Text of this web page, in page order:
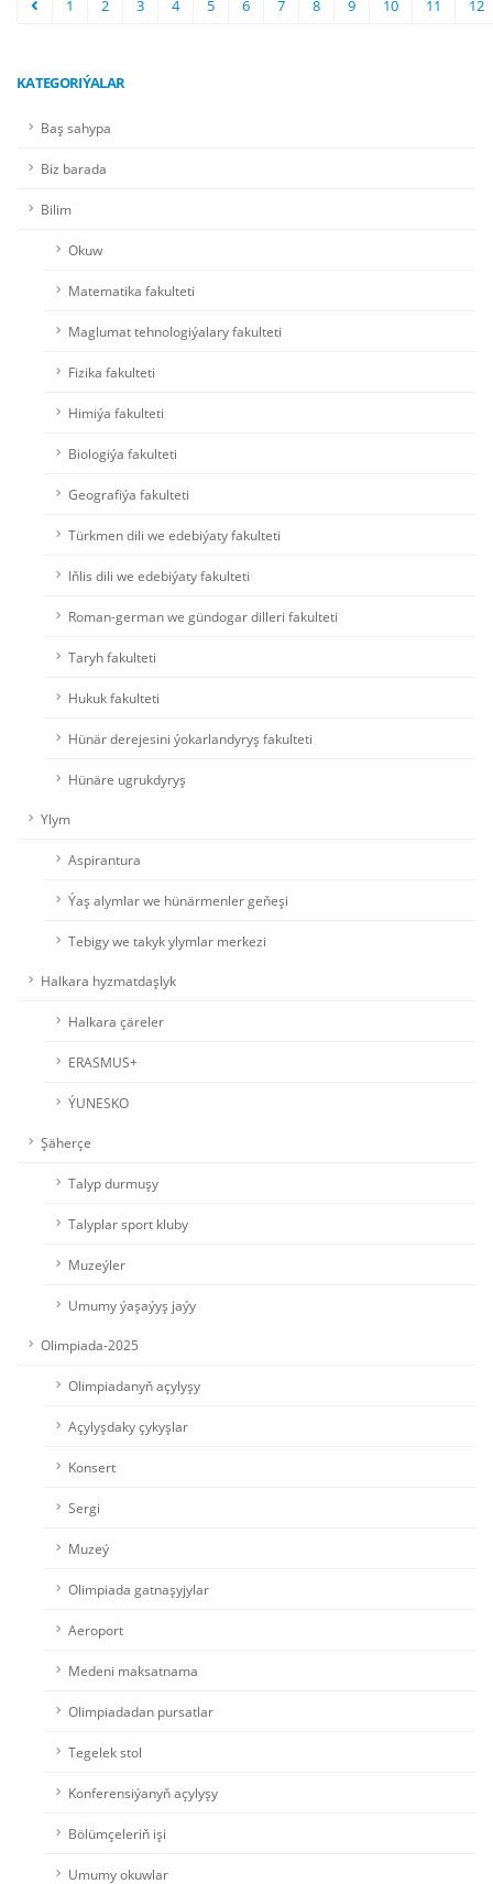
1 2 3 4 5 6 7 8 9 10 11 12
KATEGORIÝALAR
Baş sahypa
Biz barada
Bilim
Okuw
Matematika fakulteti
Maglumat tehnologiýalary fakulteti
Fizika fakulteti
Himiýa fakulteti
Biologiýa fakulteti
Geografiýa fakulteti
Türkmen dili we edebiýaty fakulteti
Iňlis dili we edebiýaty fakulteti
Roman-german we gündogar dilleri fakulteti
Taryh fakulteti
Hukuk fakulteti
Hünär derejesini ýokarlandyryş fakulteti
Hünäre ugrukdyryş
Ylym
Aspirantura
Ýaş alymlar we hünärmenler geňeşi
Tebigy we takyk ylymlar merkezi
Halkara hyzmatdaşlyk
Halkara çäreler
ERASMUS+
ÝUNESKO
Şäherçe
Talyp durmuşy
Talyplar sport kluby
Muzeýler
Umumy ýaşaýyş jaýy
Olimpiada-2025
Olimpiadanyň açylyşy
Açylyşdaky çykyşlar
Konsert
Sergi
Muzeý
Olimpiada gatnaşyjylar
Aeroport
Medeni maksatnama
Olimpiadadan pursatlar
Tegelek stol
Konferensiýanyň açylyşy
Bölümçeleriň işi
Umumy okuwlar